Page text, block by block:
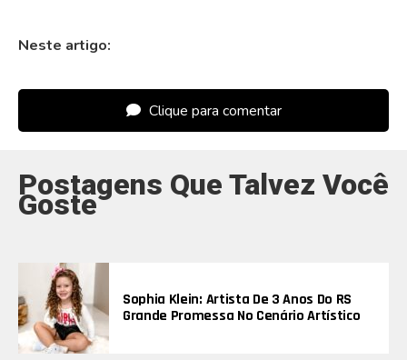
Neste artigo:
Clique para comentar
Postagens Que Talvez Você
Goste
Sophia Klein: Artista De 3 Anos Do RS
Grande Promessa No Cenário Artístico